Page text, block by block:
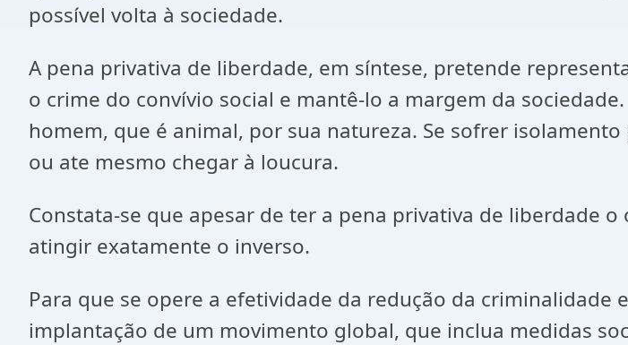
possível volta à sociedade.
A pena privativa de liberdade, em síntese, pretende
o crime do convívio social e mantê-lo a margem da
homem, que é animal, por sua natureza. Se sofrer
ou ate mesmo chegar à loucura.
Constata-se que apesar de ter a pena privativa de liberdade
atingir exatamente o inverso.
Para que se opere a efetividade da redução da
implantação de um movimento global, que inclua medidas